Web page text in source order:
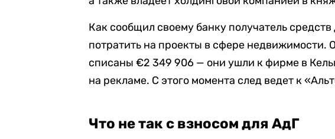
Как сообщил своему банку получатель
потратить на проекты в сфере недвижимости.
списаны €2 349 906 — они ушли к фирме в
на рекламе. С этого момента след ведет к
Что не так с взносом для АдГ